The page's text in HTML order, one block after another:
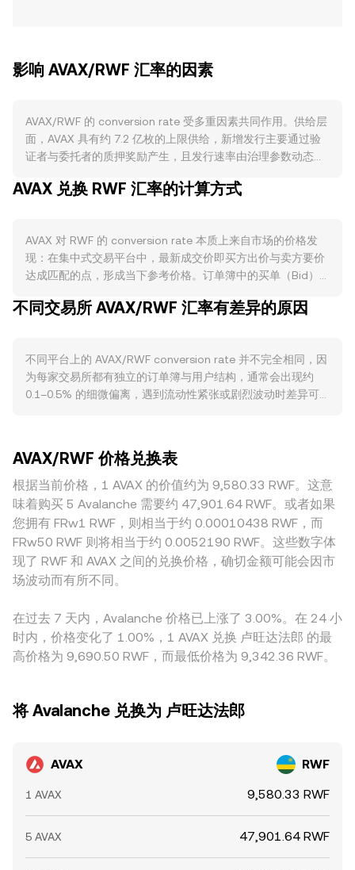
影响 AVAX/RWF 汇率的因素
AVAX/RWF 的 conversion rate 受多重因素共同作用。供给层
面，AVAX 具有约 7.2 亿枚的上限供给，新增发行主要通过验
证者与委托者的质押奖励产生，且发行速率由治理参数动态调
升会加快燃烧并收紧流通供给；质押将 AVAX 锁定，降低可售
（Subnets）应用对 AVAX 用作“Gas”和质押抵押的需求至关
重要，例如 Trader Joe 等协议的活动、跨链桥资金净流入、
子网部署与企业用例增加，均可能提升对 AVAX 的实际使用需
险偏好变化会放大短期波动；同时，RWF 走强或走弱、当地通
面，与质押合规、代币属性界定、稳定币与法币出入金相关的
政策变化，可能影响交易渠道与流动性；若针对 Avalanche 生
态、跨链桥或子网合规提出新要求，也会改变资金流向与定
易所的大额地址（鲸鱼）充值、提币与做市头寸调整，会在短
期内对 AVAX/RWF 的 conversion rate 造成额外波动。
AVAX 兑换 RWF 汇率的计算方式
AVAX 对 RWF 的 conversion rate 本质上来自市场的价格发
现：在集中式交易平台中，最新成交价即买方出价与卖方要价
达成匹配的点，形成当下参考价格。订单簿中的买单（Bid）
点差（Spread），而两者平均值常被视为参考中间价（Mid-
Volume_i，使得高成交量平台对结果贡献更大。在简单换算层
面，若已知 conversion rate，则 RWF 数值 = AVAX 数量 ×
conversion rate；反之，AVAX 数量 = RWF 数值 /
USDC、WAVAX 等）存在深厚流动性，则价格遵循恒定乘积做
市公式 x × y = k，其中价格可近似为 y/x；当池子资产比例因
交易偏向而失衡时，边际价格会随之变化，并通过跨市场套利
回归更接近聚合后的价格水位。这些机制共同决定了
AVAX/RWF 的即时 conversion rate 在不同时间点的计算结
果。
不同交易所 AVAX/RWF 汇率有差异的原因
不同平台上的 AVAX/RWF conversion rate 并不完全相同，因
为每家交易所都有独立的订单簿与用户结构，通常会出现约
0.1–0.5% 的细微偏离，遇到流动性紧张或剧烈波动时差异可
的入出金渠道、当地合规要求与结算成本，会反映到法币端点
差并传导至 AVAX/RWF 的标价。许多场景下，AVAX 实际先以
AVAX/USDT 或 AVAX/USDC 定价，再叠加 USDT（或USDC）
相对 RWF 的报价与基差，因此稳定币的轻微溢折价会“喂入”
到最终的 AVAX/RWF conversion rate。跨平台套利通常发挥
稳定器作用：当某处价格偏高，套利者会卖出以压低价格；偏
低则买入以抬升价格。然而，受限于链上转账时间、法币清算
周期、手续费与额度限制，套利并非即时或无摩擦，因此各平
AVAX/RWF 价格兑换表
根据当前价格，1 AVAX 的价值约为 9,580.33 RWF。这意
味着购买 5 Avalanche 需要约 47,901.64 RWF。或者如果
您拥有 FRw1 RWF，则相当于约 0.00010438 RWF，而
FRw50 RWF 则将相当于约 0.0052190 RWF。这些数字体
现了 RWF 和 AVAX 之间的兑换价格，确切金额可能会因市
场波动而有所不同。
在过去 7 天内，Avalanche 价格已上涨了 3.00%。在 24 小
时内，价格变化了 1.00%，1 AVAX 兑换 卢旺达法郎 的最
高价格为 9,690.50 RWF，而最低价格为 9,342.36 RWF。
将 Avalanche 兑换为 卢旺达法郎
AVAX RWF
1 AVAX 9,580.33 RWF
5 AVAX 47,901.64 RWF